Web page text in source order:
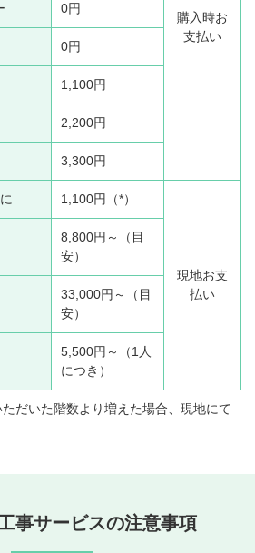
購入時お
支払い
0円
0円
1,100円
2,200円
3,300円
1,100円（*）
現地お支
払い
8,800円～（目
安）
33,000円～（目
安）
5,500円～（1人
につき）
だいた階数より増えた場合、現地にて
事サービスの注意事項